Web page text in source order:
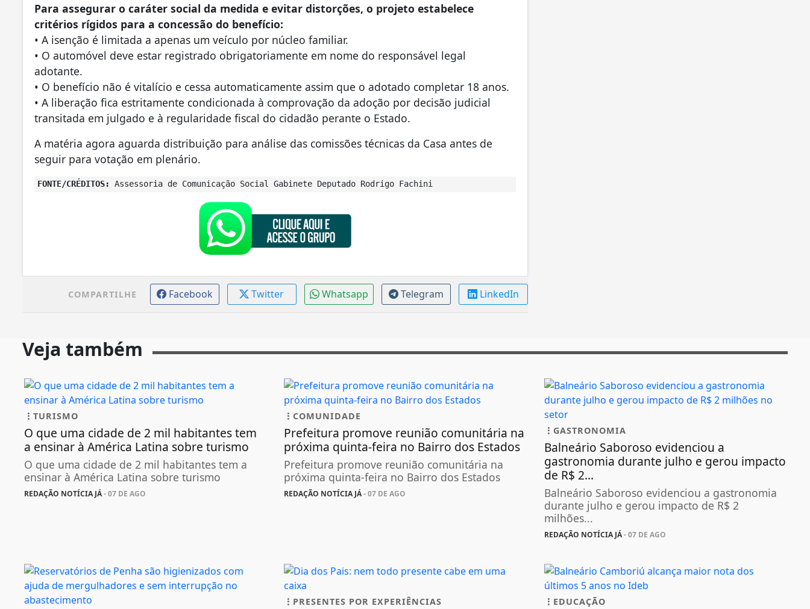
Para assegurar o caráter social da medida e evitar distorções, o projeto estabelece
critérios rígidos para a concessão do benefício:
• A isenção é limitada a apenas um veículo por núcleo familiar.
• O automóvel deve estar registrado obrigatoriamente em nome do responsável legal
adotante.
• O benefício não é vitalício e cessa automaticamente assim que o adotado completar 18 anos.
• A liberação fica estritamente condicionada à comprovação da adoção por decisão judicial
transitada em julgado e à regularidade fiscal do cidadão perante o Estado.
A matéria agora aguarda distribuição para análise das comissões técnicas da Casa antes de
seguir para votação em plenário.
FONTE/CRÉDITOS: Assessoria de Comunicação Social Gabinete Deputado Rodrigo Fachini
COMPARTILHE Facebook Twitter Whatsapp Telegram LinkedIn
Veja também
TURISMO
O que uma cidade de 2 mil habitantes tem
a ensinar à América Latina sobre turismo
O que uma cidade de 2 mil habitantes tem a
ensinar à América Latina sobre turismo
REDAÇÃO NOTÍCIA JÁ- 07 DE AGO
COMUNIDADE
Prefeitura promove reunião comunitária na
próxima quinta-feira no Bairro dos Estados
Prefeitura promove reunião comunitária na
próxima quinta-feira no Bairro dos Estados
REDAÇÃO NOTÍCIA JÁ- 07 DE AGO
GASTRONOMIA
Balneário Saboroso evidenciou a
gastronomia durante julho e gerou impacto
de R$ 2...
Balneário Saboroso evidenciou a gastronomia
durante julho e gerou impacto de R$ 2
milhões...
REDAÇÃO NOTÍCIA JÁ- 07 DE AGO
PRESENTES POR EXPERIÊNCIAS EDUCAÇÃO